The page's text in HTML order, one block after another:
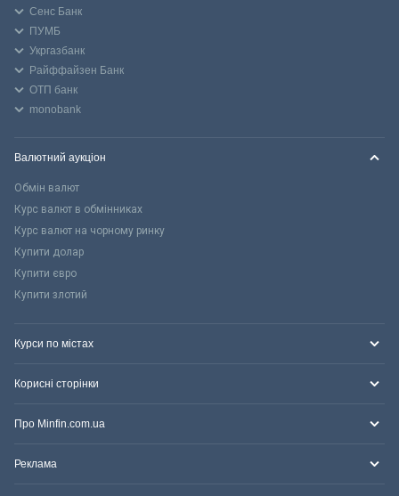
Сенс Банк
ПУМБ
Укргазбанк
Райффайзен Банк
ОТП банк
monobank
Валютний аукціон
Обмін валют
Курс валют в обмінниках
Курс валют на чорному ринку
Купити долар
Купити євро
Купити злотий
Курси по містах
Корисні сторінки
Про Minfin.com.ua
Реклама